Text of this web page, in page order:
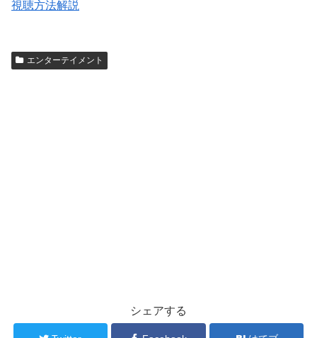
視聴方法解説
エンターテイメント
シェアする